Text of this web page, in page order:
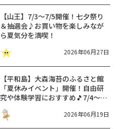
【山王】7/3〜7/5開催！七夕祭り
＆抽選会♪お買い物を楽しみなが
ら夏気分を満喫！
2026年06月27日
【平和島】大森海苔のふるさと館
「夏休みイベント」開催！自由研
究や体験学習におすすめ🎵7/4〜予
2026年06月19日